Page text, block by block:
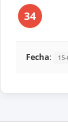
34
Fecha: